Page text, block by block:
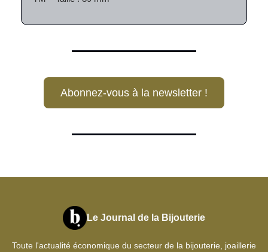
Abonnez-vous à la newsletter !
Le Journal de la Bijouterie
Toute l'actualité économique du secteur de la bijouterie, joaillerie